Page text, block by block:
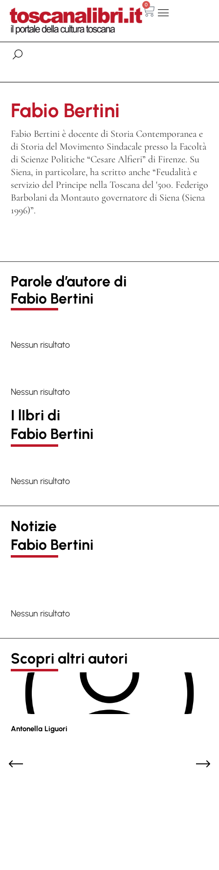
0
Fabio Bertini
Fabio Bertini è docente di Storia Contemporanea e
di Storia del Movimento Sindacale presso la Facoltà
di Scienze Politiche “Cesare Alfieri” di Firenze. Su
Siena, in particolare, ha scritto anche “Feudalità e
servizio del Principe nella Toscana del '500. Federigo
Barbolani da Montauto governatore di Siena (Siena
1996)”.
Parole d’autore di
Fabio Bertini
Nessun risultato
Nessun risultato
I lIbri di
Fabio Bertini
Nessun risultato
Notizie
Fabio Bertini
Nessun risultato
Scopri altri autori
Antonella Liguori